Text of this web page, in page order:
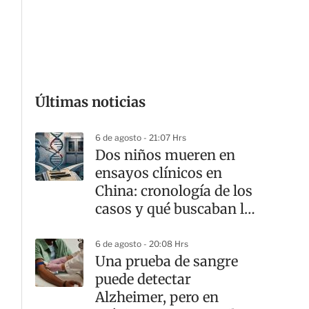
Últimas noticias
6 de agosto - 21:07 Hrs
Dos niños mueren en
ensayos clínicos en
China: cronología de los
casos y qué buscaban las
6 de agosto - 20:08 Hrs
Una prueba de sangre
puede detectar
Alzheimer, pero en